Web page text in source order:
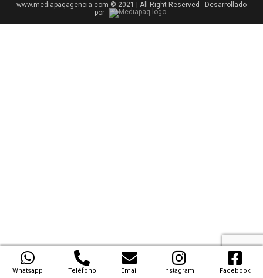
www.mediapaqagencia.com © 2021 | All Right Reserved - Desarrollado
por
Whatsapp Teléfono Email Instagram Facebook